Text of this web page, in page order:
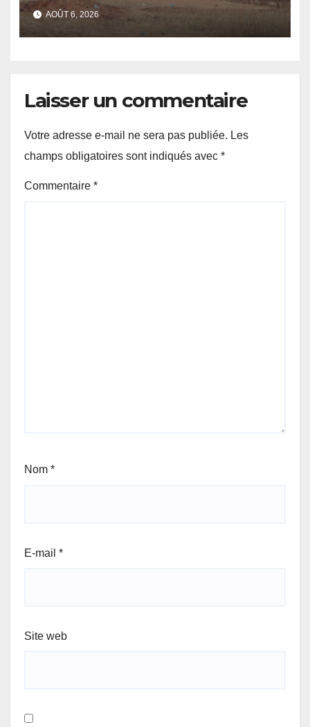
des civils après une attaque
jihadiste.
AOÛT 6, 2026
Laisser un commentaire
Votre adresse e-mail ne sera pas publiée. Les
champs obligatoires sont indiqués avec *
Commentaire *
Nom *
E-mail *
Site web